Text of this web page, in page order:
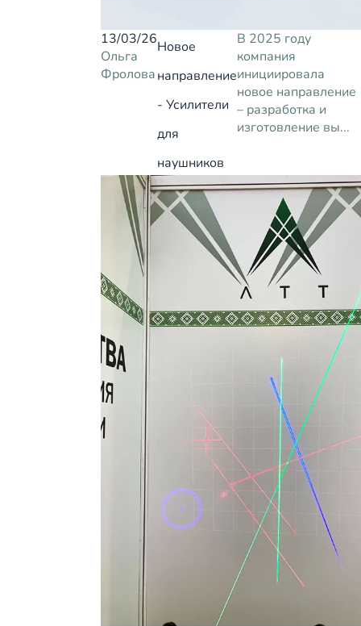
13/03/26
Ольга
Фролова
Новое
направление
- Усилители
для
наушников
В 2025 году
компания
инициировала
новое направление
– разработка и
изготовление вы...